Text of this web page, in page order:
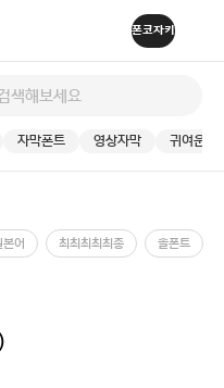
자막폰트 영상자막 귀여운
본어 최최최최최종 솔폰트
)